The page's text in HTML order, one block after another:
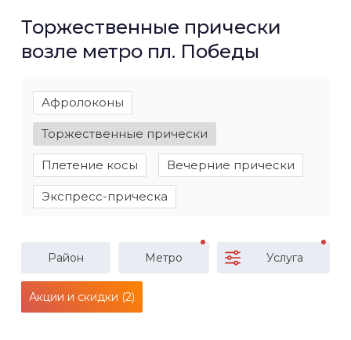
Торжественные прически
возле метро пл. Победы
Афролоконы
Торжественные прически
Плетение косы Вечерние прически
Экспресс-прическа
Район Метро Услуга
Акции и скидки (2)